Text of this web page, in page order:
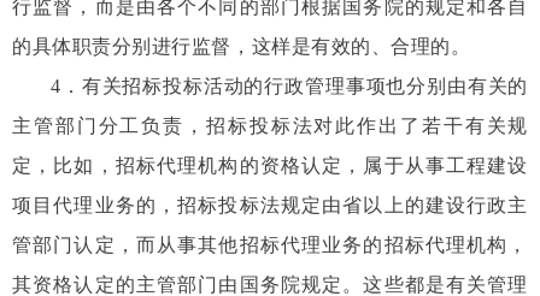
行监督，而是由各个不同的部门根据国务院的规定和各自
的具体职责分别进行监督，这样是有效的、合理的。
4 ．有关招标投标活动的行政管理事项也分别由有关的
主管部门分工负责，招标投标法对此作出了若干有关规
定，比如，招标代理机构的资格认定，属于从事工程建设
项目代理业务的，招标投标法规定由省以上的建设行政主
管部门认定，而从事其他招标代理业务的招标代理机构，
其资格认定的主管部门由国务院规定。这些都是有关管理